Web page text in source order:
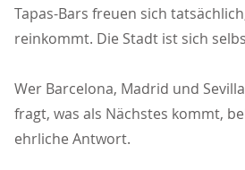
Tapas-Bars freuen sich
reinkommt. Die Stadt ist sich
Wer Barcelona, Madrid und
fragt, was als Nächstes kommt,
ehrliche Antwort.